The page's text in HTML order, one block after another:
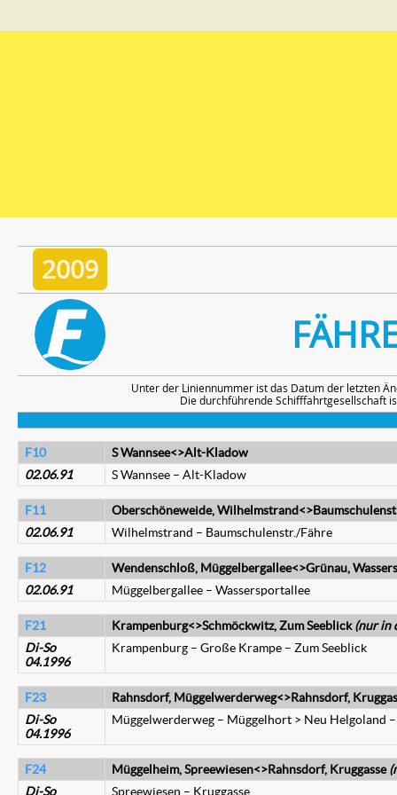
2009
Unter der Liniennummer ist das Datum der letzten
Die durchführende Schifffahrtgesellschaft
F10
S Wannsee<>Alt-Kladow
02.06.91
S Wannsee – Alt-Kladow
F11
Oberschöneweide,
02.06.91
Wilhelmstrand – Baumschulenstr./Fähre
F12
Wendenschloß, Müggelbergallee<>Grünau,
02.06.91
Müggelbergallee – Wassersportallee
F21 Krampenburg<>Schmöckwitz, Zum Seeblick(nur in
Di-So
04.1996
Krampenburg – Große Krampe – Zum Seeblick
F23
Rahnsdorf, Müggelwerderweg<>Rahnsdorf,
Di-So
04.1996
Müggelwerderweg – Müggelhort > Neu Helgoland –
F24 Müggelheim, Spreewiesen<>Rahnsdorf, Kruggasse
Di-So
Spreewiesen – Kruggasse